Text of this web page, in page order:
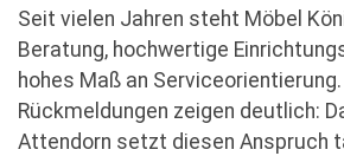
Seit vielen Jahren steht Möbel
Beratung, hochwertige
hohes Maß an
Rückmeldungen zeigen deutlich:
Attendorn setzt diesen Anspruch